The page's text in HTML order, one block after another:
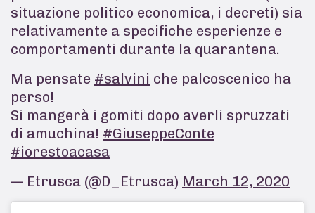
situazione politico economica, i decreti) sia
relativamente a specifiche esperienze e
comportamenti durante la quarantena.
Ma pensate #salvini che palcoscenico ha
perso!
Si mangerà i gomiti dopo averli spruzzati
di amuchina! #GiuseppeConte
#iorestoacasa
— Etrusca (@D_Etrusca) March 12, 2020